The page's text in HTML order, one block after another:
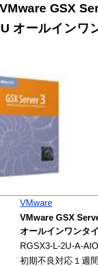
GSX
オールインワ
VMware
VMware GSX
オールインワンタ
RGSX3-L-2U-A-AIO
初期不良対応１週